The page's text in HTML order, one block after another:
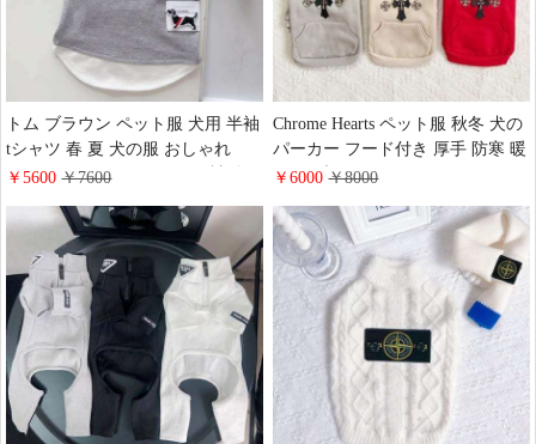
トム ブラウン ペット服 犬用 半袖
tシャツ 春 夏 犬の服 おしゃれ
Thom Browneドッグウェア 袖付き
犬用Tシャツ XS-XXLサイズ
￥5600￥7600
Chrome Hearts ペット服 秋冬 犬の
パーカー フード付き 厚手 防寒 暖
かい ブランドドッグウェア クロ
ーカー 中型犬 小型犬 かわいい ア
ウター
￥6000￥8000